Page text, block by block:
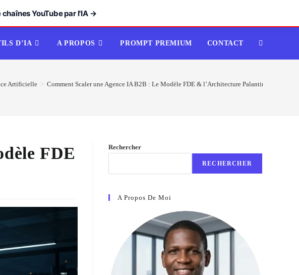
YouTube par l'IA →
D’IA A PROPOS PROMPT PREMIUM CONTACT TOGGLE
Artificielle > Comment Scaler une Agence IA B2B : Le Modèle FDE & l’Architecture Palantir
FDE
Rechercher
RECHERCHER
A Propos De Moi